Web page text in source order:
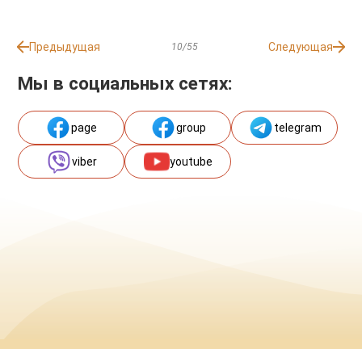
Предыдущая 10/55 Следующая
Мы в социальных сетях:
page group telegram
viber youtube